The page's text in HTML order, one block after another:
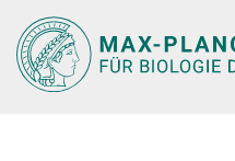
Hauptinhalt